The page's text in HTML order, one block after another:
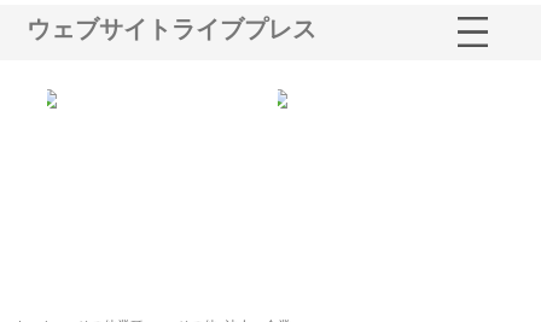
ウェブサイトライブプレス